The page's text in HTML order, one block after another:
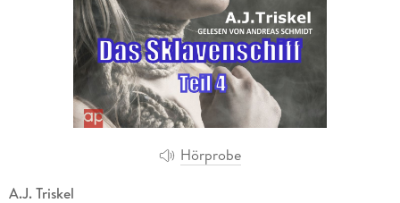
Hörprobe
A.J. Triskel